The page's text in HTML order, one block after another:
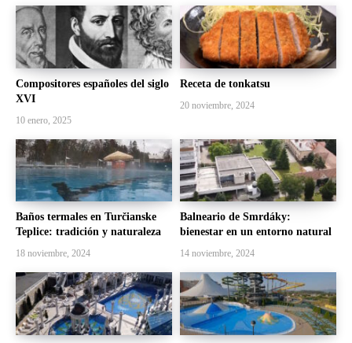
Compositores españoles del siglo
XVI
10 enero, 2025
Receta de tonkatsu
20 noviembre, 2024
Baños termales en Turčianske
Teplice: tradición y naturaleza
18 noviembre, 2024
Balneario de Smrdáky:
bienestar en un entorno natural
14 noviembre, 2024